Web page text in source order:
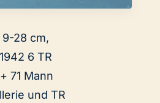
9-28 cm,
6 TR
71 Mann
und TR